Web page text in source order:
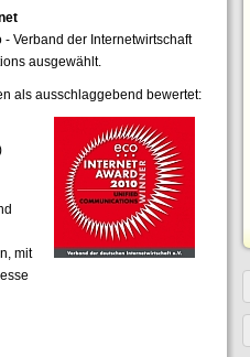
Verband der Internetwirtschaft
ausgewählt.
als ausschlaggebend bewertet:
mit